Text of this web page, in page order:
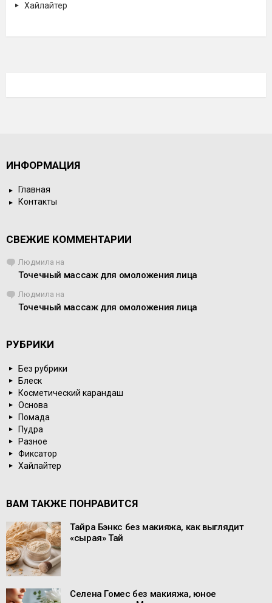
Хайлайтер
ИНФОРМАЦИЯ
Главная
Контакты
СВЕЖИЕ КОММЕНТАРИИ
Людмила на
Точечный массаж для омоложения лица
Людмила на
Точечный массаж для омоложения лица
РУБРИКИ
Без рубрики
Блеск
Косметический карандаш
Основа
Помада
Пудра
Разное
Фиксатор
Хайлайтер
ВАМ ТАКЖЕ ПОНРАВИТСЯ
Тайра Бэнкс без макияжа, как выглядит
«сырая» Тай
Селена Гомес без макияжа, юное